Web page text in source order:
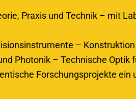
Praxis und Technik – mit
–
Photonik – Technische Optik
Forschungsprojekte